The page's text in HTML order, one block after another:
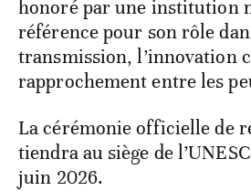
honoré par une institution
référence pour son rôle
transmission, l’innovation
rapprochement entre les
La cérémonie officielle de
tiendra au siège de
juin 2026.